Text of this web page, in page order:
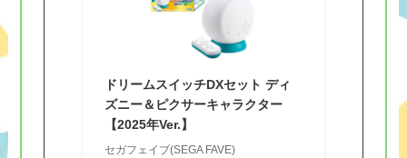
ドリームスイッチDXセット ディ
ズニー＆ピクサーキャラクター
【2025年Ver.】
セガフェイブ(SEGA FAVE)